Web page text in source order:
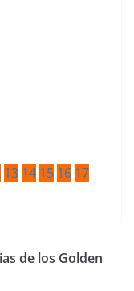
13 14 15 16 17
de los Golden